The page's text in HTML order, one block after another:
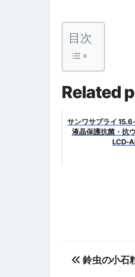
目次
Related
サンワサプライ
液晶保護抗菌・抗
LCD-
投 鈴虫の小石